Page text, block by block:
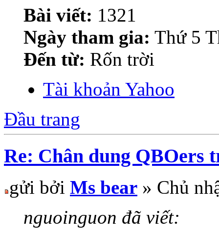
Bài viết: 1321
Ngày tham gia: Thứ 5
Đến từ: Rốn trời
Tài khoản Yahoo
Đầu trang
Re: Chân dung QBOers
gửi bởi Ms bear » Chủ
nguoinguon đã viết: